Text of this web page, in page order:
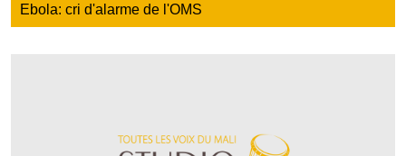
Ebola: cri d'alarme de l'OMS